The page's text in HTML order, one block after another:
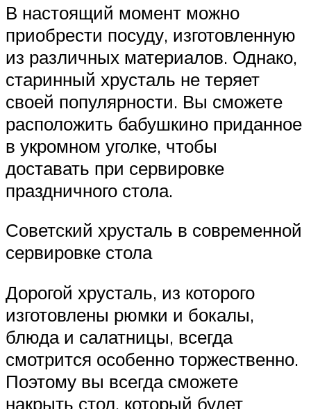
В настоящий момент можно
приобрести посуду, изготовленную
из различных материалов. Однако,
старинный хрусталь не теряет
своей популярности. Вы сможете
расположить бабушкино приданное
в укромном уголке, чтобы
доставать при сервировке
праздничного стола.
Советский хрусталь в современной
сервировке стола
Дорогой хрусталь, из которого
изготовлены рюмки и бокалы,
блюда и салатницы, всегда
смотрится особенно торжественно.
Поэтому вы всегда сможете
накрыть стол, который будет